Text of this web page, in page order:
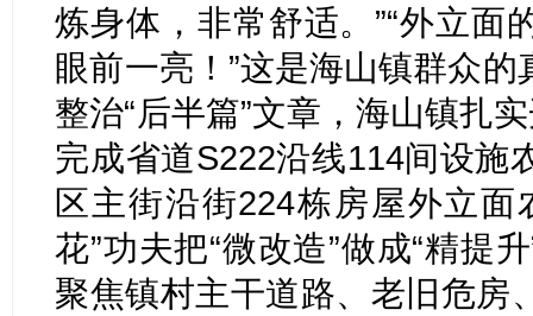
炼身体，非常舒适。”“外立面
眼前一亮！”这是海山镇群众
整治“后半篇”文章，海山镇扎
完成省道S222沿线114间设施
区主街沿街224栋房屋外立面
花”功夫把“微改造”做成“精提
聚焦镇村主干道路、老旧危房